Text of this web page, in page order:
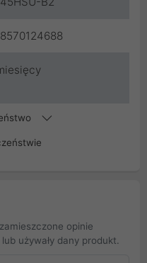
opinie
używały dany produkt.